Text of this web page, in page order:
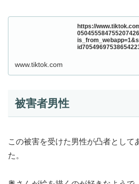
https://
www.tiktok.com
被害者男性
この被害を受けた男性が凸者として
た。